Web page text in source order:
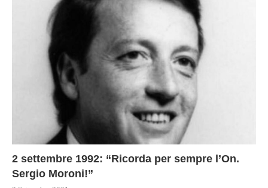
2 settembre 1992: “Ricorda per sempre l’On.
Sergio Moroni!”